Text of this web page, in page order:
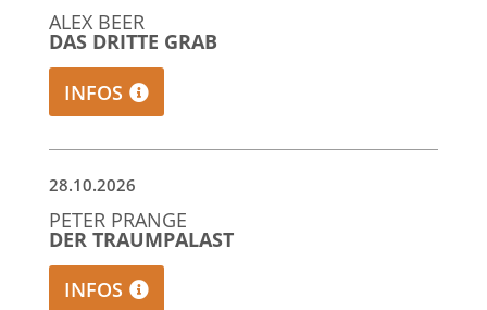
ALEX BEER
DAS DRITTE GRAB
INFOS
28.10.2026
PETER PRANGE
DER TRAUMPALAST
INFOS